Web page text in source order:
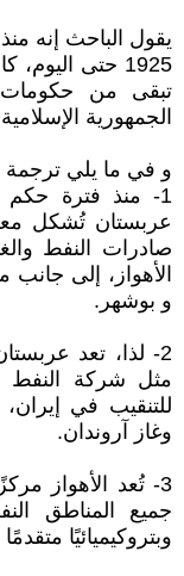
يقول الباحث إنه
1925 حتى
تبقى من حكومات
الجمهورية
و في ما يلي ترجمة
1- منذ فترة حكم
عربستان تُشكل
صادرات النفط
الأهواز، إلى
و بوشهر.
2- لذا، تعد
مثل شركة النفط
للتنقيب في
وغاز آروندان.
3- تُعد الأهواز
جميع المناطق
وبتروكيميائيًا